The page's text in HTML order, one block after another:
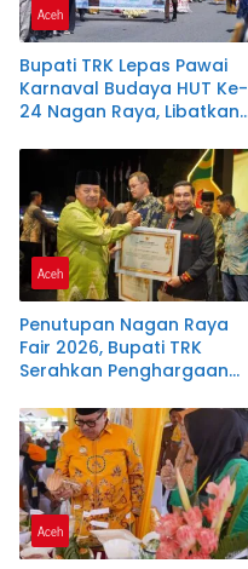
Aceh
Bupati TRK Lepas Pawai
Karnaval Budaya HUT Ke-
24 Nagan Raya, Libatkan
SMP
Aceh
Penutupan Nagan Raya
Fair 2026, Bupati TRK
Serahkan Penghargaan
Aceh